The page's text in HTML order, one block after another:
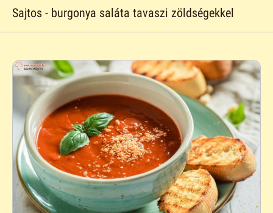
Sajtos - burgonya saláta tavaszi zöldségekkel